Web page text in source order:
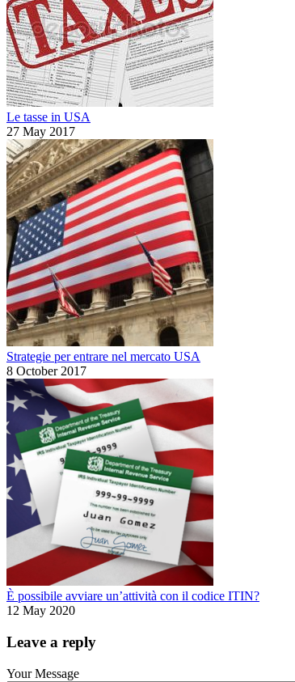
Le tasse in USA
27 May 2017
Strategie per entrare nel mercato USA
8 October 2017
È possibile avviare un’attività con il codice ITIN?
12 May 2020
Leave a reply
Your Message